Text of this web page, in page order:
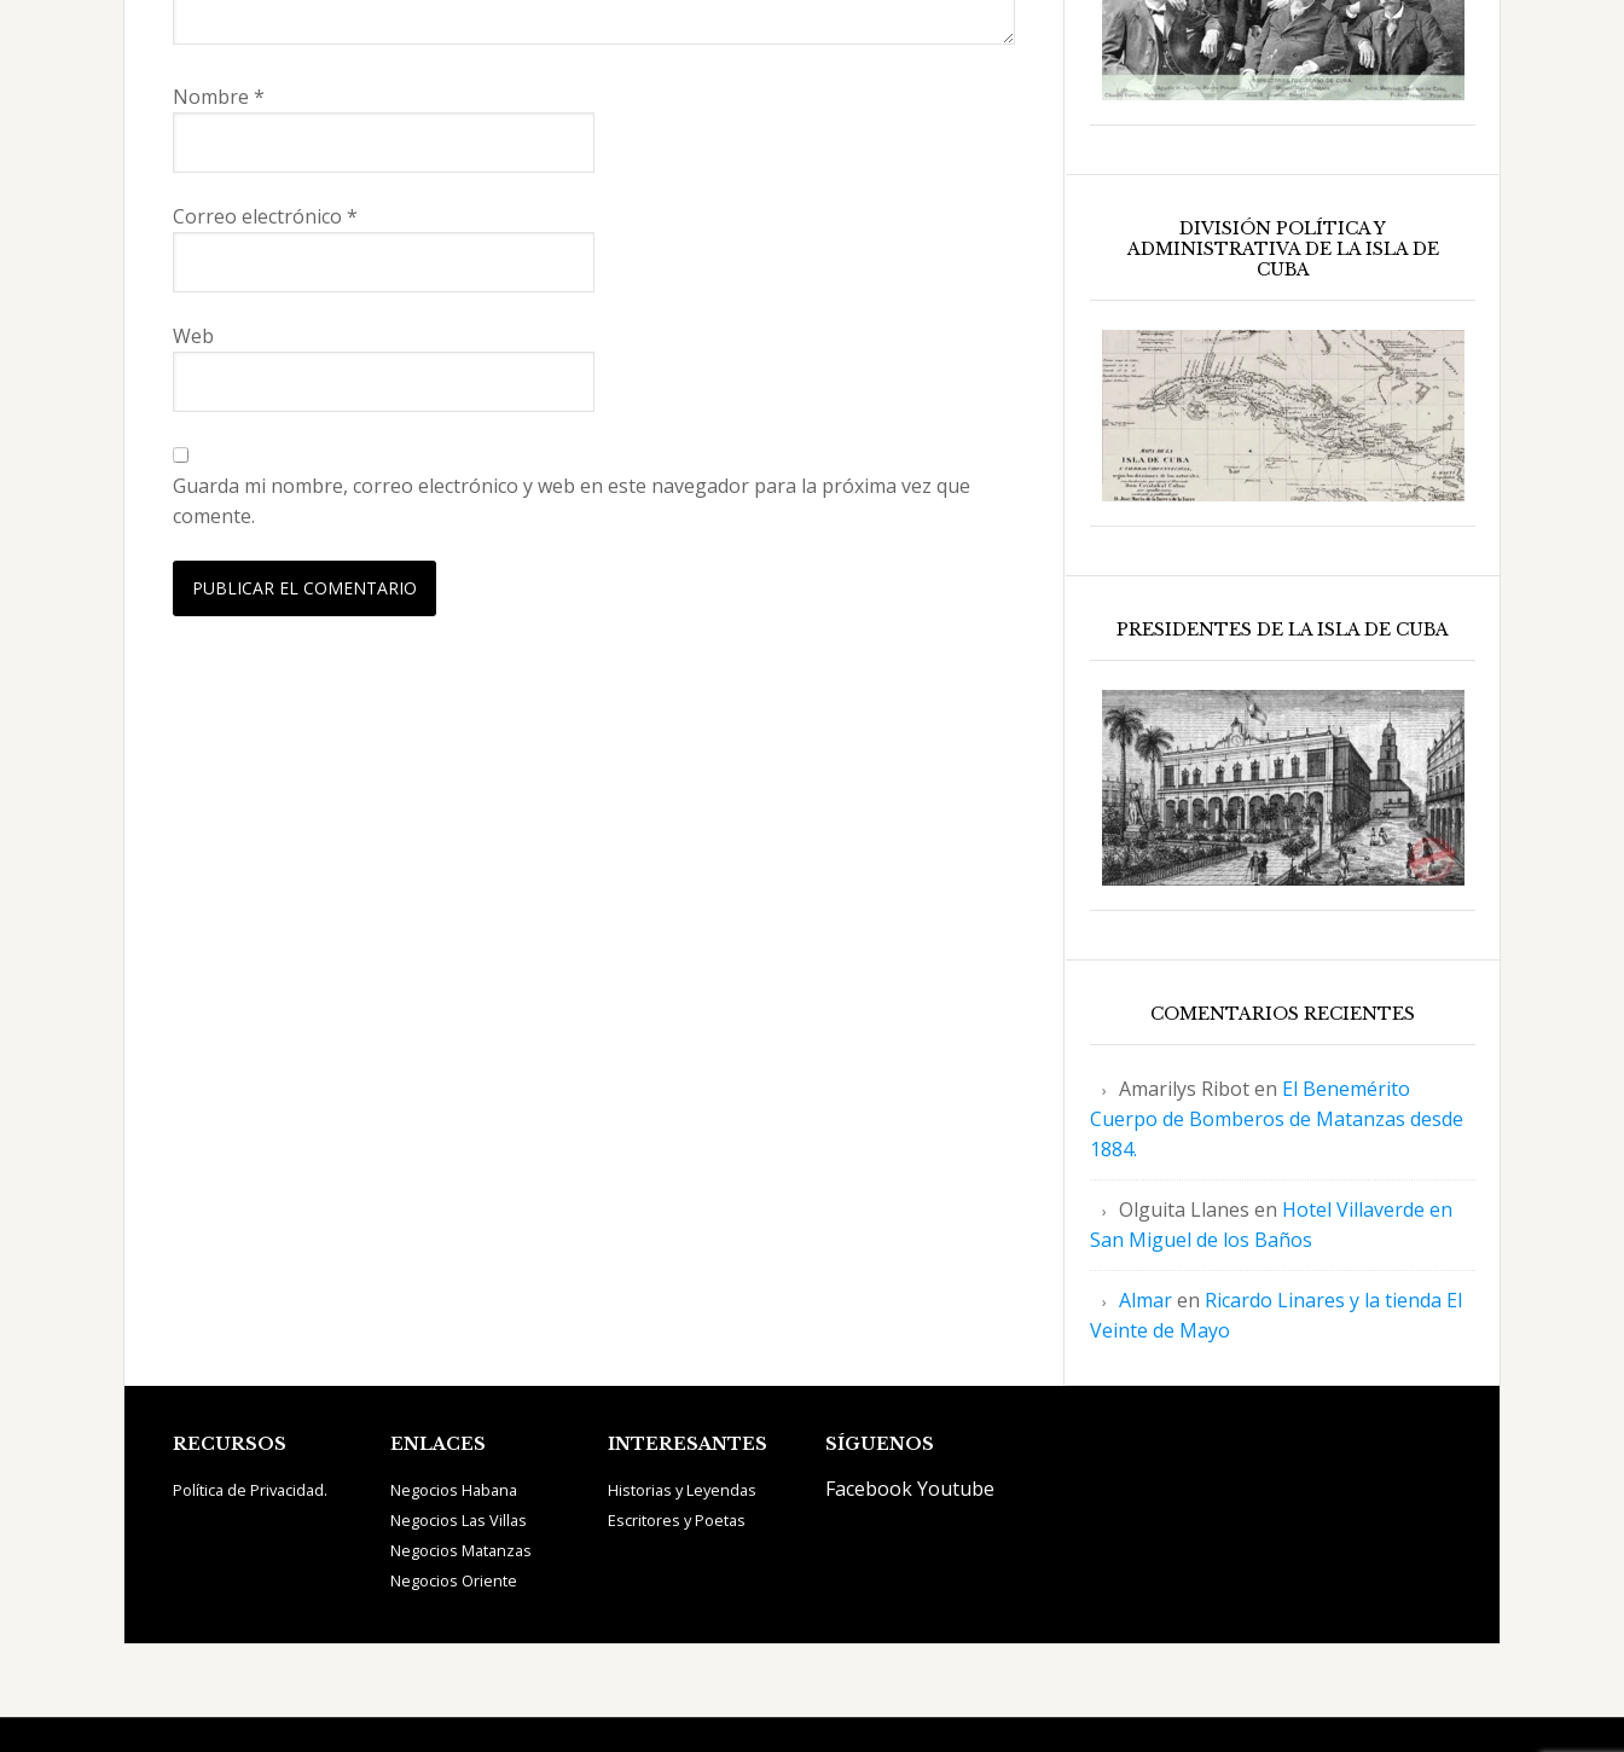
Nombre *
Correo electrónico *
Web
Guarda mi nombre, correo electrónico y web en este navegador para la próxima vez que
comente.
DIVISIÓN POLÍTICA Y
ADMINISTRATIVA DE LA ISLA DE
CUBA
PRESIDENTES DE LA ISLA DE CUBA
COMENTARIOS RECIENTES
Amarilys Riboten El Benemérito
Cuerpo de Bomberos de Matanzas desde
1884.
Olguita Llanes en Hotel Villaverde en
San Miguel de los Baños
Almaren Ricardo Linares y la tienda El
Veinte de Mayo
Footer
RECURSOS
Política de Privacidad.
ENLACES
Negocios Habana
Negocios Las Villas
Negocios Matanzas
Negocios Oriente
INTERESANTES
Historias y Leyendas
Escritores y Poetas
SÍGUENOS
FacebookYoutube